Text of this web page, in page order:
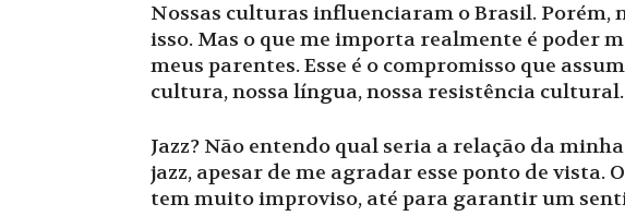
Nossas culturas influenciaram o Brasil. Porém,
isso. Mas o que me importa realmente é poder
meus parentes. Esse é o compromisso que
cultura, nossa língua, nossa resistência cultural.
Jazz? Não entendo qual seria a relação da
jazz, apesar de me agradar esse ponto de vista.
tem muito improviso, até para garantir um